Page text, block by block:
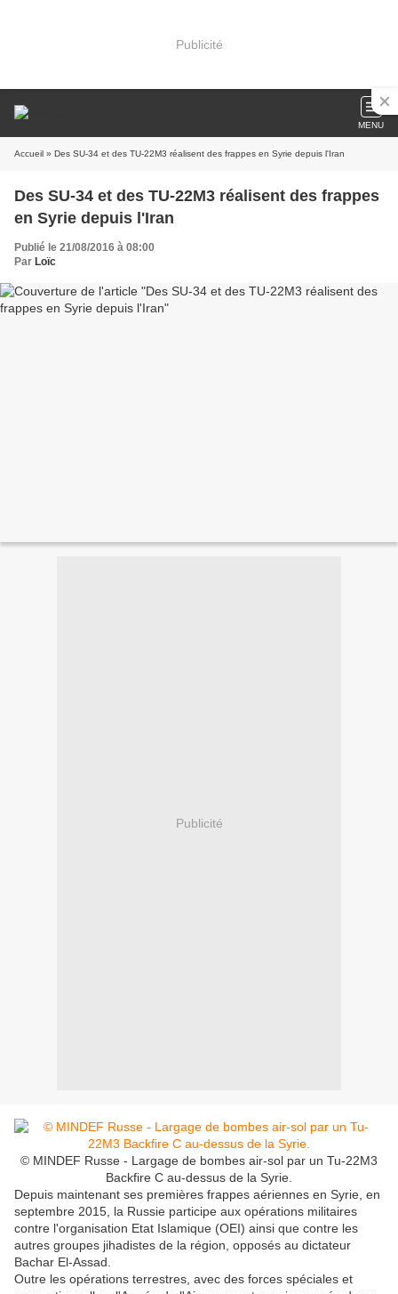
Publicité
MENU
Accueil » Des SU-34 et des TU-22M3 réalisent des frappes en Syrie depuis l'Iran
Des SU-34 et des TU-22M3 réalisent des frappes
en Syrie depuis l'Iran
Publié le 21/08/2016 à 08:00
Par Loïc
Publicité
© MINDEF Russe - Largage de bombes air-sol par un Tu-22M3
Backfire C au-dessus de la Syrie.
Depuis maintenant ses premières frappes aériennes en Syrie, en
septembre 2015, la Russie participe aux opérations militaires
contre l'organisation Etat Islamique (OEI) ainsi que contre les
autres groupes jihadistes de la région, opposés au dictateur
Bachar El-Assad.
Outre les opérations terrestres, avec des forces spéciales et